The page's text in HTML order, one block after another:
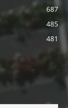
687
485
481